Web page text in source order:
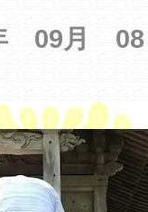
09月